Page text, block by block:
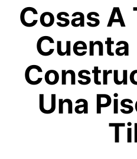
Cosas A
Cuenta
Una